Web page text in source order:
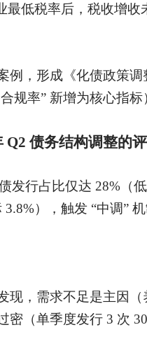
最低税率后，税收增
例，形成《化债政策
规率” 新增为核心指标
Q2 债务结构调整的
发行占比仅达 28%（
），触发 “中调”
现，需求不足是主因
密（单季度发行 3 次